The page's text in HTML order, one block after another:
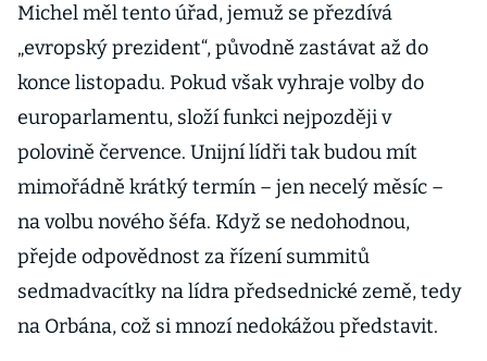
Michel měl tento úřad, jemuž se přezdívá
„evropský prezident“, původně zastávat až do
konce listopadu. Pokud však vyhraje volby do
europarlamentu, složí funkci nejpozději v
polovině července. Unijní lídři tak budou mít
mimořádně krátký termín – jen necelý měsíc –
na volbu nového šéfa. Když se nedohodnou,
přejde odpovědnost za řízení summitů
sedmadvacítky na lídra předsednické země, tedy
na Orbána, což si mnozí nedokážou představit.